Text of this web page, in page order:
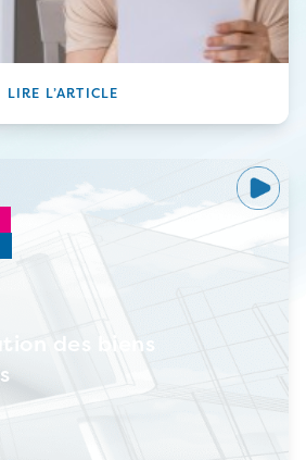
LIRE L’ARTICLE
des biens